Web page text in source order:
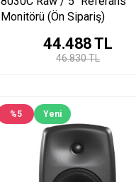
Monitörü (Ön Sipariş)
46.830 TL
44.488TL
%5 Yeni